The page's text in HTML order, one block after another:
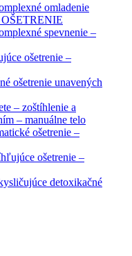
omladenie
spevnenie –
ošetrenie –
ošetrenie unavených
– zoštíhlenie a
– manuálne telo
ošetrenie –
ošetrenie –
detoxikačné